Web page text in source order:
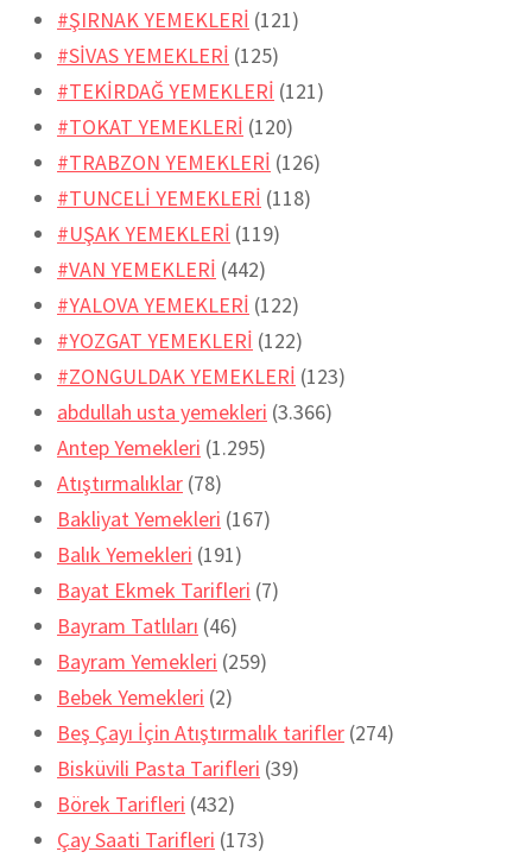
#ŞIRNAK YEMEKLERİ (121)
#SİVAS YEMEKLERİ (125)
#TEKİRDAĞ YEMEKLERİ (121)
#TOKAT YEMEKLERİ (120)
#TRABZON YEMEKLERİ (126)
#TUNCELİ YEMEKLERİ (118)
#UŞAK YEMEKLERİ (119)
#VAN YEMEKLERİ (442)
#YALOVA YEMEKLERİ (122)
#YOZGAT YEMEKLERİ (122)
#ZONGULDAK YEMEKLERİ (123)
abdullah usta yemekleri (3.366)
Antep Yemekleri (1.295)
Atıştırmalıklar (78)
Bakliyat Yemekleri (167)
Balık Yemekleri (191)
Bayat Ekmek Tarifleri (7)
Bayram Tatlıları (46)
Bayram Yemekleri (259)
Bebek Yemekleri (2)
Beş Çayı İçin Atıştırmalık tarifler (274)
Bisküvili Pasta Tarifleri (39)
Börek Tarifleri (432)
Çay Saati Tarifleri (173)